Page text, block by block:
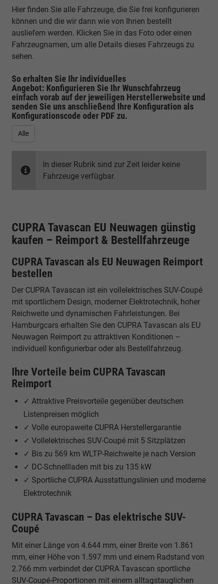
Hier finden Sie alle Fahrzeuge, die Sie frei konfigurieren
können und die wir dann wie von Ihnen bestellt
ausliefern werden. Klicken Sie in das Foto oder einen
Fahrzeugnamen, um alle Details dieses Fahrzeugs zu
sehen.
So erhalten Sie Ihr individuelles
Angebot: Konfigurieren Sie Ihr Wunschfahrzeug
einfach vorab auf der jeweiligen Herstellerwebsite und
senden Sie uns anschließend Ihre Konfiguration als
Konfigurationscode oder PDF zu.
Alle
In dieser Rubrik sind zur Zeit leider keine
Fahrzeuge verfügbar.
CUPRA Tavascan EU Neuwagen günstig
kaufen – Reimport & Bestellfahrzeuge
CUPRA Tavascan als EU Neuwagen Reimport
bestellen
Der CUPRA Tavascan ist ein vollelektrisches SUV-Coupé
mit sportlichem Design, moderner Elektrotechnik, hoher
Reichweite und dynamischen Fahrleistungen. Bei
Hamburgcars erhalten Sie den CUPRA Tavascan als EU
Neuwagen Reimport zu attraktiven Konditionen –
individuell konfigurierbar oder als Bestellfahrzeug.
Ihre Vorteile beim CUPRA Tavascan
Reimport
✓ Attraktive Preisvorteile gegenüber deutschen
Listenpreisen möglich
✓ Volle europaweite CUPRA Herstellergarantie
✓ Vollelektrisches SUV-Coupé mit 5 Sitzplätzen
✓ Bis zu 569 km WLTP-Reichweite je nach Version
✓ DC-Schnellladen mit bis zu 135 kW
✓ Sportliche CUPRA Ausstattungslinien und moderne
Elektrotechnik
CUPRA Tavascan – Das elektrische SUV-
Coupé
Mit einer Länge von 4.644 mm, einer Breite von 1.861
mm, einer Höhe von 1.597 mm und einem Radstand von
2.766 mm verbindet der CUPRA Tavascan sportliche
SUV-Coupé-Proportionen mit einem alltagstauglichen